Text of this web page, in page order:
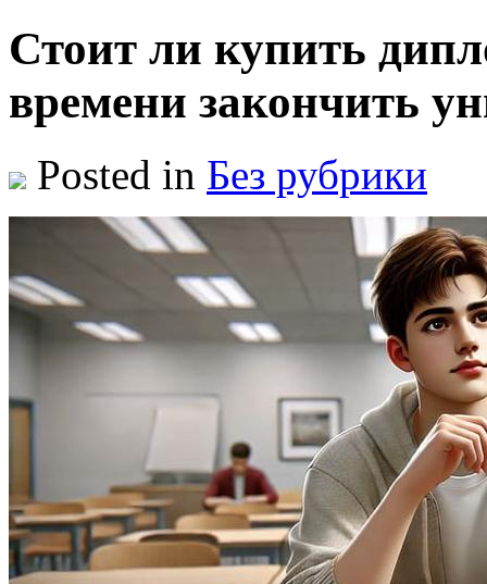
Стоит ли купить
времени закончить
Posted in Без рубрики